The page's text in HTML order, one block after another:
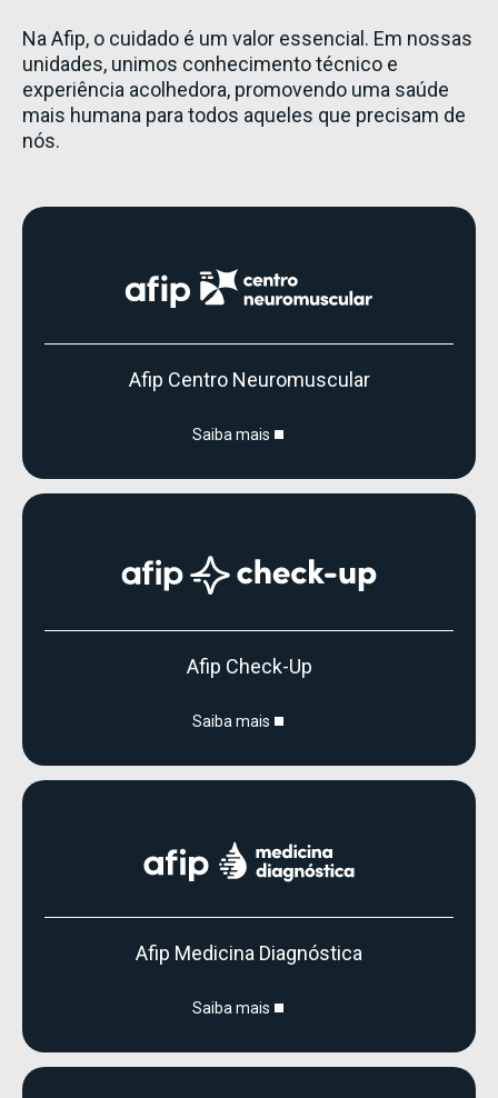
Na Afip, o cuidado é um valor essencial. Em nossas
unidades, unimos conhecimento técnico e
experiência acolhedora, promovendo uma saúde
mais humana para todos aqueles que precisam de
nós.
Afip Centro Neuromuscular
Saiba mais
Afip Check-Up
Saiba mais
Afip Medicina Diagnóstica
Saiba mais